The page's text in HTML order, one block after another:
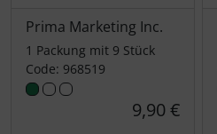
Prima Marketing Inc.
1 Packung mit 9 Stück
Code: 968519
9,90 €